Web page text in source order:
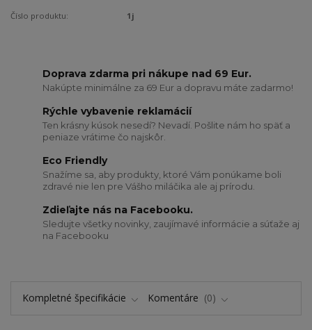
Číslo produktu: 1j
Doprava zdarma pri nákupe nad 69 Eur.
Nakúpte minimálne za 69 Eur a dopravu máte zadarmo!
Rýchle vybavenie reklamácií
Ten krásny kúsok nesedí? Nevadí. Pošlite nám ho späť a
peniaze vrátime čo najskôr.
Eco Friendly
Snažíme sa, aby produkty, ktoré Vám ponúkame boli
zdravé nie len pre Vášho miláčika ale aj prírodu.
Zdieľajte nás na Facebooku.
Sledujte všetky novinky, zaujímavé informácie a súťaže aj
na Facebooku
Kompletné špecifikácie Komentáre 0